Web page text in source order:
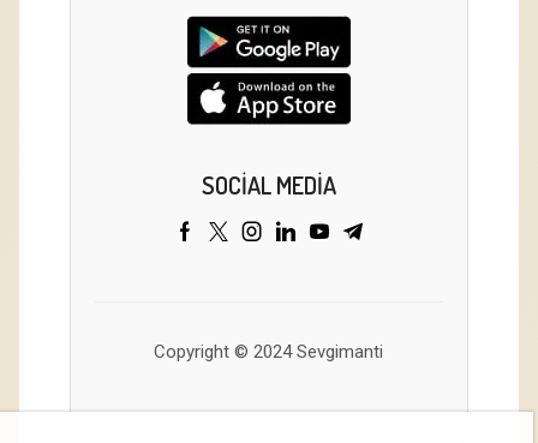
SOCIAL MEDIA
Copyright © 2024 Sevgimanti